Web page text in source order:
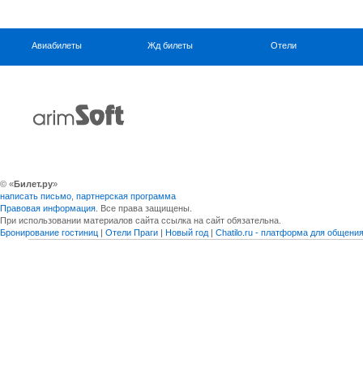
Авиабилеты Жд билеты Отели
© «Билет.ру»
написать письмо партнерская программа
Правовая информация . Все права защищены.
При использовании материалов сайта ссылка на сайт обязательна.
Бронирование гостиниц | Отели Праги | Новый год | Chatilo.ru - платформа для